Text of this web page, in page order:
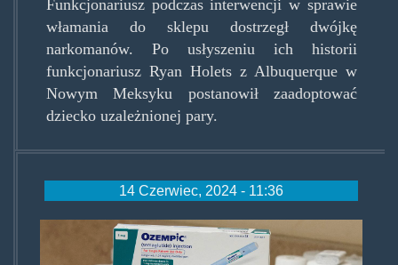
Funkcjonariusz podczas interwencji w sprawie
włamania do sklepu dostrzegł dwójkę
narkomanów. Po usłyszeniu ich historii
funkcjonariusz Ryan Holets z Albuquerque w
Nowym Meksyku postanowił zaadoptować
dziecko uzależnionej pary.
14 Czerwiec, 2024 - 11:36
semaglutyd.jpg